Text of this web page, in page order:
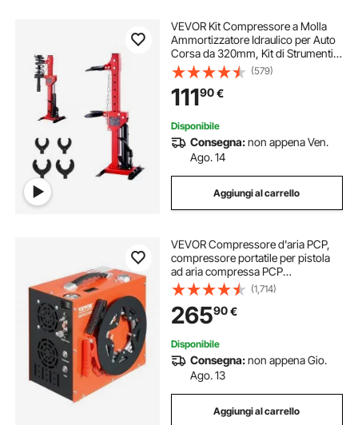
VEVOR Kit Compressore a Molla
Ammortizzatore Idraulico per Auto
Corsa da 320mm, Kit di Strumenti
Compressore a Molla Cilindro
Idraulico 4,5T con Pedale per
Rimozione Molle di Sospensione
per Auto SUV
(579)
11190€
Disponibile
Consegna:non appena Ven.
Ago. 14
Aggiungi al carrello
VEVOR Compressore d'aria PCP,
compressore portatile per pistola
ad aria compressa PCP
4500PSI/30Mpa, Sistema di
raffreddamento ad acqua e ventola
integrato, compressore per pistola
ad aria compressa
(1,714)
26590€
Disponibile
Consegna:non appena Gio.
Ago. 13
Aggiungi al carrello